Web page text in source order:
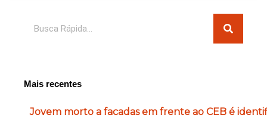
Mais recentes
Jovem morto a facadas em frente ao CEB é